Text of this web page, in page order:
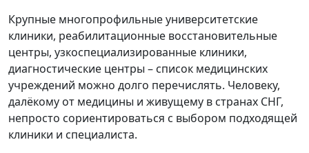
Крупные многопрофильные университетские
клиники, реабилитационные восстановительные
центры, узкоспециализированные клиники,
диагностические центры – список медицинских
учреждений можно долго перечислять. Человеку,
далёкому от медицины и живущему в странах СНГ,
непросто сориентироваться с выбором подходящей
клиники и специалиста.